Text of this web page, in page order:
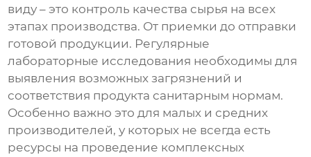
виду – это контроль качества сырья на всех
этапах производства. От приемки до отправки
готовой продукции. Регулярные
лабораторные исследования необходимы для
выявления возможных загрязнений и
соответствия продукта санитарным нормам.
Особенно важно это для малых и средних
производителей, у которых не всегда есть
ресурсы на проведение комплексных